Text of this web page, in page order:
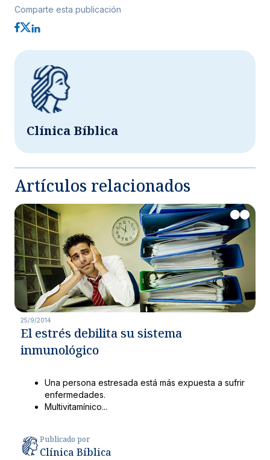
Comparte esta publicación
Clínica Bíblica
Artículos relacionados
25/9/2014
El estrés debilita su sistema
inmunológico
Una persona estresada está más expuesta a sufrir
enfermedades.
Multivitamínico...
Publicado por
Clínica Bíblica